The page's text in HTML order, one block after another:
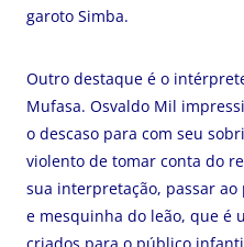
garoto Simba.
Outro destaque é o
Mufasa. Osvaldo Mil
o descaso para com seu
violento de tomar conta do
sua interpretação, passar
e mesquinha do leão, que é